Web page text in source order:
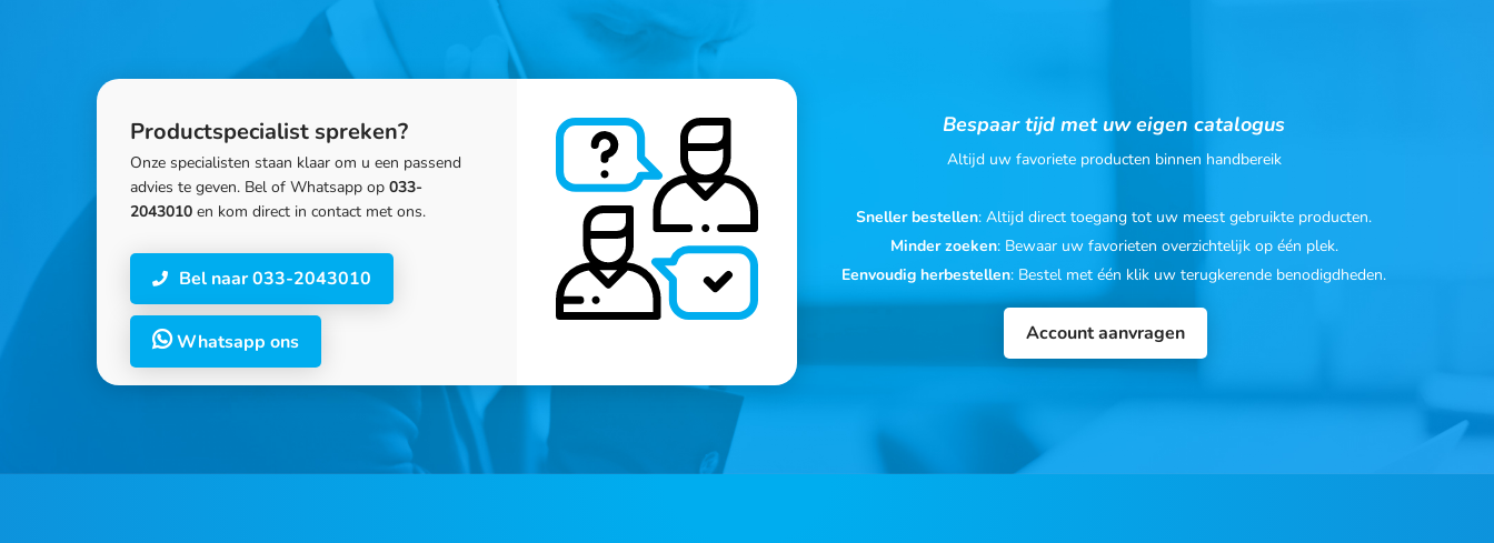
Productspecialist spreken?
Onze specialisten staan klaar om u een passend
advies te geven. Bel of Whatsapp op 033-
2043010 en kom direct in contact met ons.
Bel naar 033-2043010
Whatsapp ons
Bespaar tijd met uw eigen catalogus
Altijd uw favoriete producten binnen handbereik
Sneller bestellen: Altijd direct toegang tot uw meest gebruikte producten.
Minder zoeken: Bewaar uw favorieten overzichtelijk op één plek.
Eenvoudig herbestellen: Bestel met één klik uw terugkerende benodigdheden.
Account aanvragen